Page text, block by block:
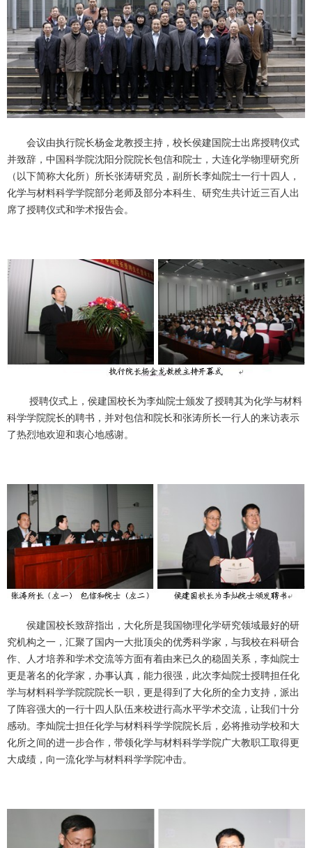
会议由执行院长杨金龙教授主持，校长侯建国院士出席授聘仪式
并致辞，中国科学院沈阳分院院长包信和院士，大连化学物理研究所
（以下简称大化所）所长张涛研究员，副所长李灿院士一行十四人，
化学与材料科学学院部分老师及部分本科生、研究生共计近三百人出
席了授聘仪式和学术报告会。
授聘仪式上，侯建国校长为李灿院士颁发了授聘其为化学与材料
科学学院院长的聘书，并对包信和院长和张涛所长一行人的来访表示
了热烈地欢迎和衷心地感谢。
侯建国校长致辞指出，大化所是我国物理化学研究领域最好的研
究机构之一，汇聚了国内一大批顶尖的优秀科学家，与我校在科研合
作、人才培养和学术交流等方面有着由来已久的稳固关系，李灿院士
更是著名的化学家，办事认真，能力很强，此次李灿院士授聘担任化
学与材料科学学院院院长一职，更是得到了大化所的全力支持，派出
了阵容强大的一行十四人队伍来校进行高水平学术交流，让我们十分
感动。李灿院士担任化学与材料科学学院院长后，必将推动学校和大
化所之间的进一步合作，带领化学与材料科学学院广大教职工取得更
大成绩，向一流化学与材料科学学院冲击。